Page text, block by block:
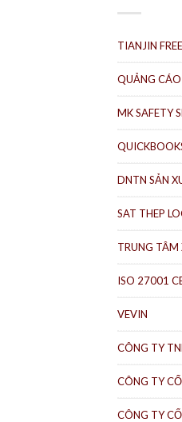
TIANJIN
QUẢNG
MK SAFETY
DNTN SẢN
SAT THEP
TRUNG TÂM
ISO 27001
VEVIN
CÔNG TY
CÔNG TY
CÔNG TY